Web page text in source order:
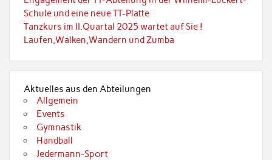
Schule und eine neue TT-Platte
Tanzkurs im II.Quartal 2025 wartet auf Sie !
Laufen,Walken,Wandern und Zumba
Aktuelles aus den Abteilungen
Allgemein
Events
Gymnastik
Handball
Jedermann-Sport